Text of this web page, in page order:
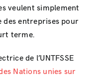
veulent simplement
des entreprises pour
terme.
de l’UNTFSSE
Nations unies sur